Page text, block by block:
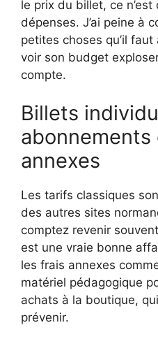
le prix du billet, ce n’est
dépenses. J’ai peine à
petites choses qu’il
voir son budget
compte.
Billets
annexes
Les tarifs classiques
des autres sites
comptez revenir
est une vraie bonne
les frais annexes
matériel pédagogique
achats à la boutique,
prévenir.